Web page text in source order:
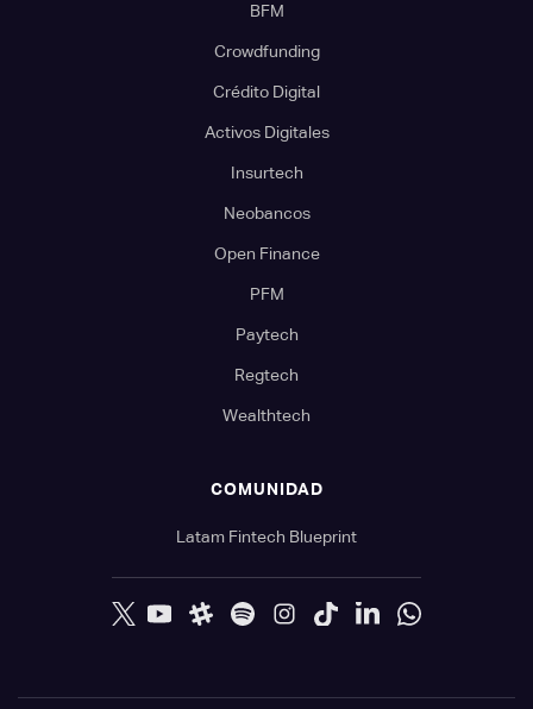
BFM
Crowdfunding
Crédito Digital
Activos Digitales
Insurtech
Neobancos
Open Finance
PFM
Paytech
Regtech
Wealthtech
COMUNIDAD
Latam Fintech Blueprint